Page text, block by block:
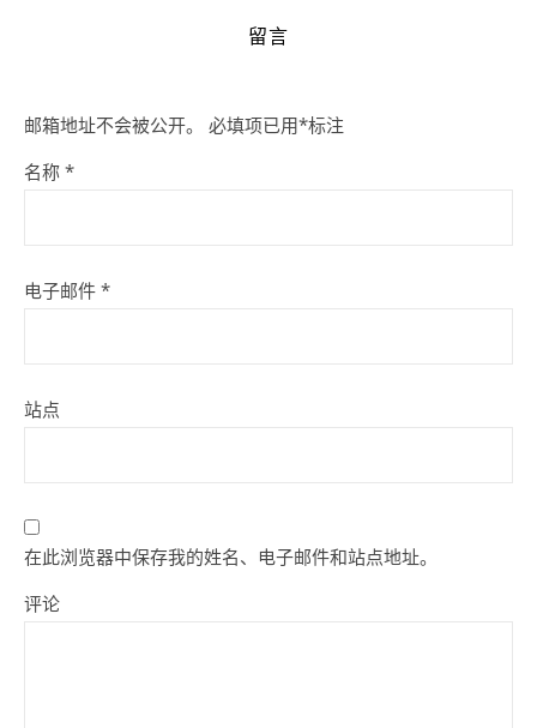
留言
邮箱地址不会被公开。 必填项已用*标注
名称 *
电子邮件 *
站点
在此浏览器中保存我的姓名、电子邮件和站点地址。
评论